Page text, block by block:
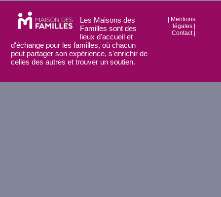
Les Maisons des
Familles sont des
lieux d'accueil et
d'échange pour les familles, où chacun
peut partager son expérience, s'enrichir de
celles des autres et trouver un soutien.
| Mentions
légales|
Contact|